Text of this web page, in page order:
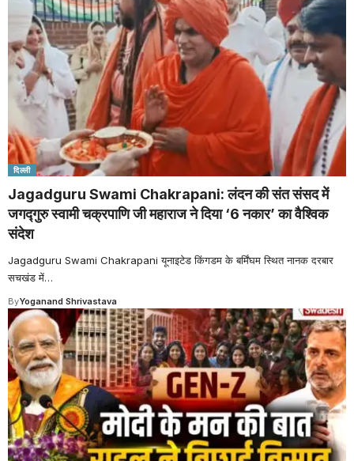
दिल्ली
Jagadguru Swami Chakrapani: लंदन की संत संसद में
जगद्गुरु स्वामी चक्रपाणि जी महाराज ने दिया ‘6 नकार’ का वैश्विक
संदेश
Jagadguru Swami Chakrapani यूनाइटेड किंगडम के बर्मिंघम स्थित नानक दरबार
सचखंड में…
ByYoganand Shrivastava